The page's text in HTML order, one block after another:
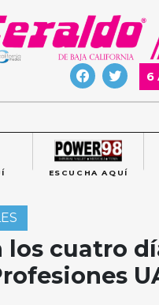
6
ESCUCHA AQUÍ
los cuatro